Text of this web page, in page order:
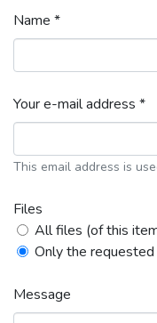
Name *
Your e-mail address *
This email address is
Files
All files (of this
Only the
Message